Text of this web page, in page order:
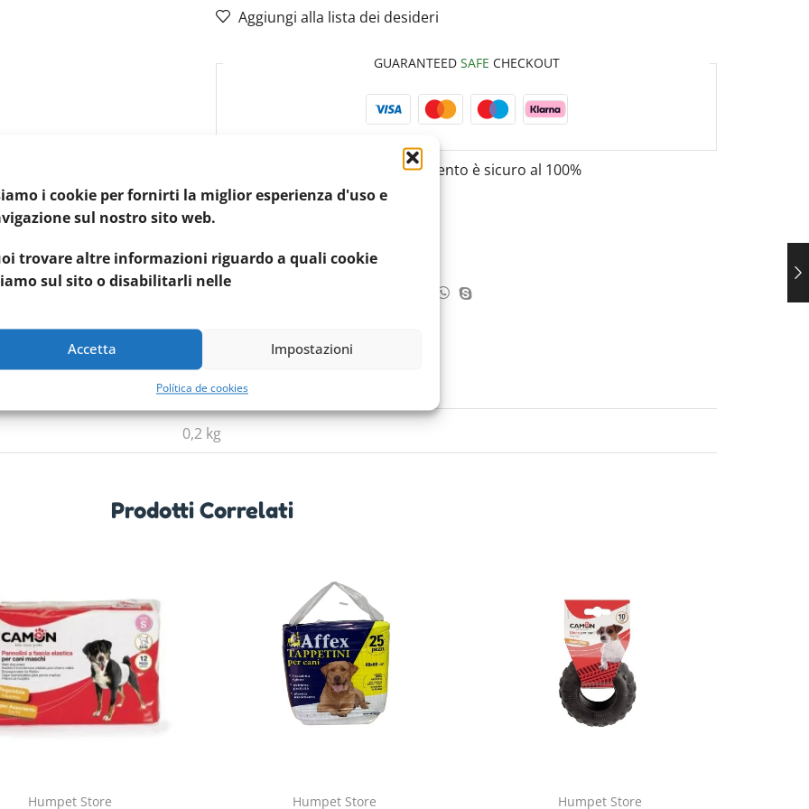
i cookie per fornirti la miglior esperienza d'uso e
sul nostro sito web.
trovare altre informazioni riguardo a quali cookie
sul sito o disabilitarli nelle
Accetta Impostazioni
Política de cookies
Aggiungi alla lista dei desideri
GUARANTEED SAFE CHECKOUT
Il tuo pagamento èsicuro al 100%
Codice articolo:
Etichetta:Zeedog
INFORMAZIONI AGGIUNTIVE
0,2 kg
Prodotti Correlati
Humpet Store Humpet Store Humpet Store